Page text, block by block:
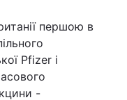
першою в
Pfizer і
-